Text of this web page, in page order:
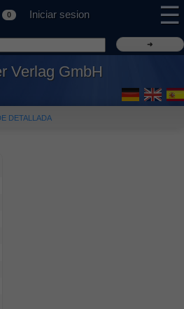
0 Iniciar sesion ☰
Verlag GmbH
DETALLADA